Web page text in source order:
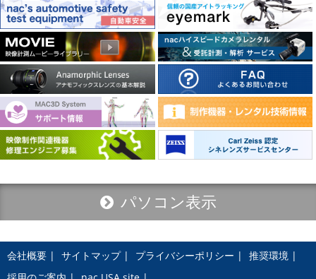
パソコン表示
会社概要 サイトマップ プライバシーポリシー
推奨環境